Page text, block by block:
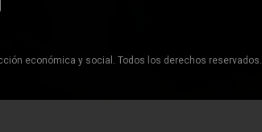
económica y social. Todos los derechos reservados.